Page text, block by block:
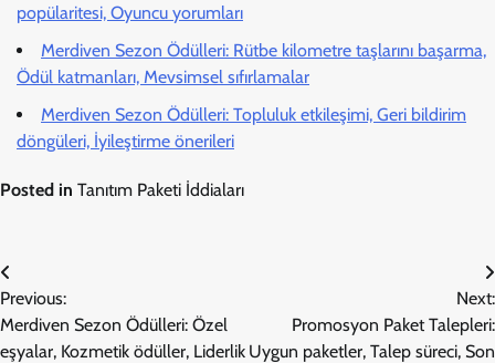
popülaritesi, Oyuncu yorumları
Merdiven Sezon Ödülleri: Rütbe kilometre taşlarını başarma,
Ödül katmanları, Mevsimsel sıfırlamalar
Merdiven Sezon Ödülleri: Topluluk etkileşimi, Geri bildirim
döngüleri, İyileştirme önerileri
Posted in Tanıtım Paketi İddiaları
Post
navigation
Previous:
Merdiven Sezon Ödülleri: Özel
eşyalar, Kozmetik ödüller, Liderlik
Next:
Promosyon Paket Talepleri:
Uygun paketler, Talep süreci, Son